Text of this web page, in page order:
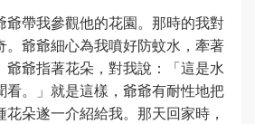
爺帶我參觀他的花園。那時的我對
。爺爺細心為我噴好防蚊水，牽著
爺爺指著花朵，對我說：「這是水
看。」就是這樣，爺爺有耐性地把
朵遂一介紹給我。那天回家時，